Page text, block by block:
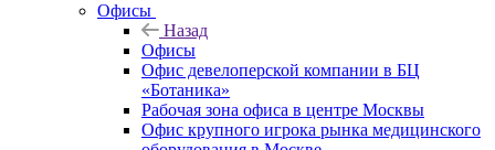
Офисы
Назад
Офисы
Офис девелоперской компании в БЦ
«Ботаника»
Рабочая зона офиса в центре Москвы
Офис крупного игрока рынка медицинского